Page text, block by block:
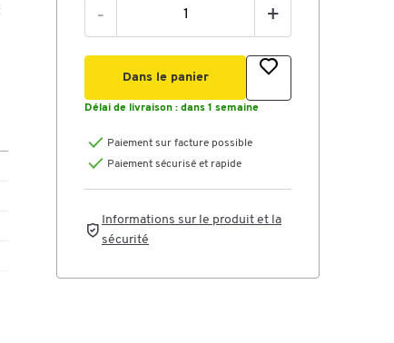
- +
Dans le panier
Délai de livraison : dans 1 semaine
Paiement sur facture possible
Paiement sécurisé et rapide
Informations sur le produit et la
sécurité